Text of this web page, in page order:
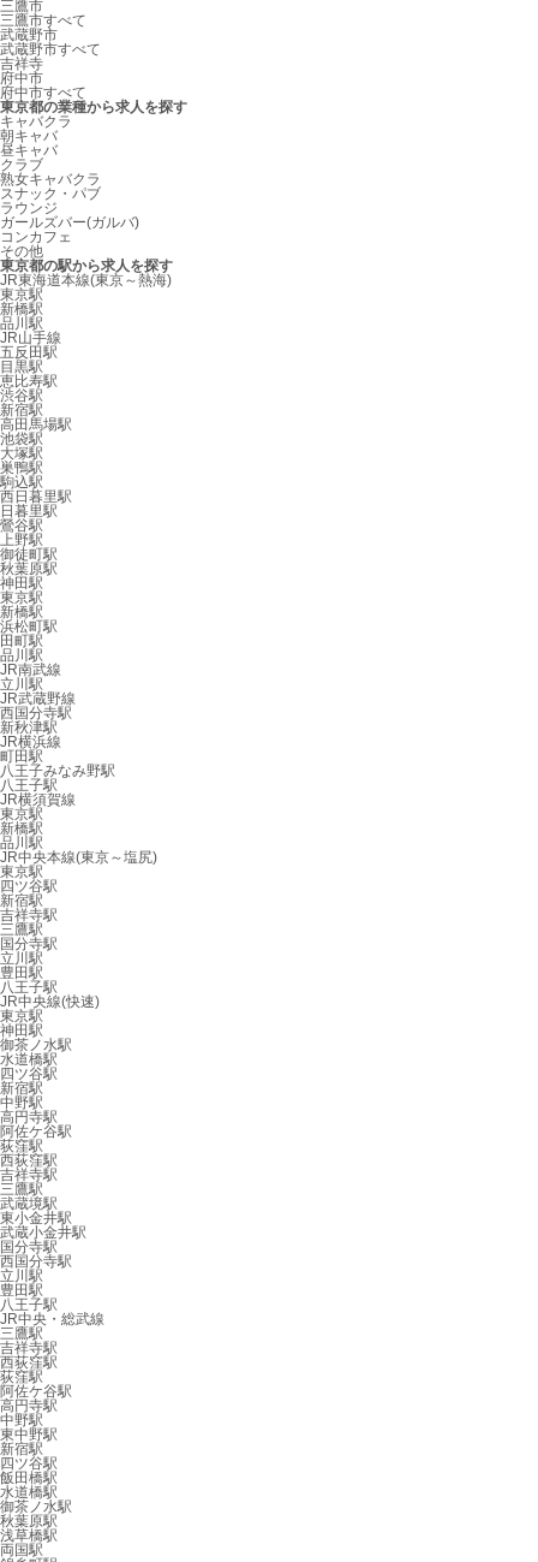
三鷹市
三鷹市すべて
武蔵野市
武蔵野市すべて
吉祥寺
府中市
府中市すべて
東京都の業種から求人を探す
キャバクラ
朝キャバ
昼キャバ
クラブ
熟女キャバクラ
スナック・パブ
ラウンジ
ガールズバー(ガルバ)
コンカフェ
その他
東京都の駅から求人を探す
JR東海道本線(東京～熱海)
東京駅
新橋駅
品川駅
JR山手線
五反田駅
目黒駅
恵比寿駅
渋谷駅
新宿駅
高田馬場駅
池袋駅
大塚駅
巣鴨駅
駒込駅
西日暮里駅
日暮里駅
鶯谷駅
上野駅
御徒町駅
秋葉原駅
神田駅
東京駅
新橋駅
浜松町駅
田町駅
品川駅
JR南武線
立川駅
JR武蔵野線
西国分寺駅
新秋津駅
JR横浜線
町田駅
八王子みなみ野駅
八王子駅
JR横須賀線
東京駅
新橋駅
品川駅
JR中央本線(東京～塩尻)
東京駅
四ツ谷駅
新宿駅
吉祥寺駅
三鷹駅
国分寺駅
立川駅
豊田駅
八王子駅
JR中央線(快速)
東京駅
神田駅
御茶ノ水駅
水道橋駅
四ツ谷駅
新宿駅
中野駅
高円寺駅
阿佐ケ谷駅
荻窪駅
西荻窪駅
吉祥寺駅
三鷹駅
武蔵境駅
東小金井駅
武蔵小金井駅
国分寺駅
西国分寺駅
立川駅
豊田駅
八王子駅
JR中央・総武線
三鷹駅
吉祥寺駅
西荻窪駅
荻窪駅
阿佐ケ谷駅
高円寺駅
中野駅
東中野駅
新宿駅
四ツ谷駅
飯田橋駅
水道橋駅
御茶ノ水駅
秋葉原駅
浅草橋駅
両国駅